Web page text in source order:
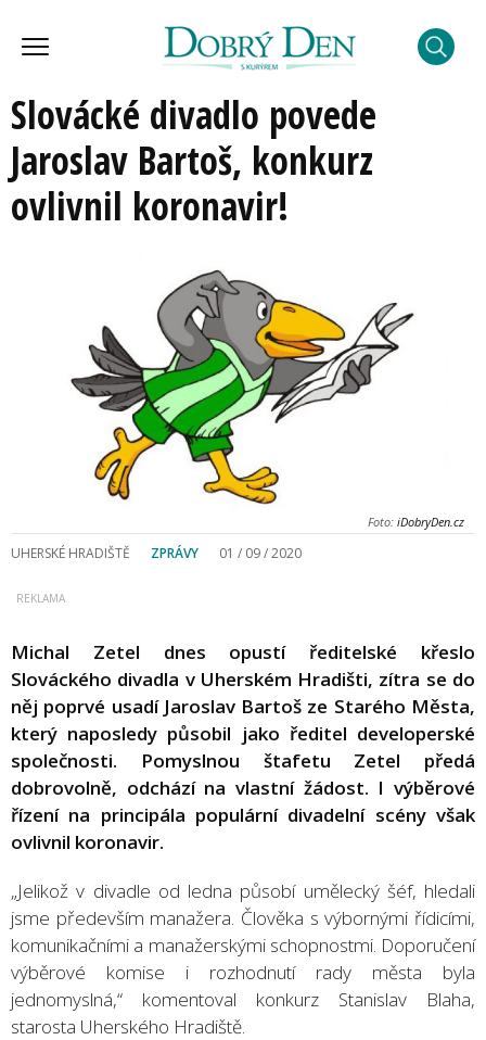
Slovácké divadlo povede
Jaroslav Bartoš, konkurz
ovlivnil koronavir!
Foto: iDobryDen.cz
UHERSKÉ HRADIŠTĚ ZPRÁVY 01 / 09 / 2020
Michal Zetel dnes opustí ředitelské křeslo
Slováckého divadla v Uherském Hradišti, zítra se do
něj poprvé usadí Jaroslav Bartoš ze Starého Města,
který naposledy působil jako ředitel developerské
společnosti. Pomyslnou štafetu Zetel předá
dobrovolně, odchází na vlastní žádost. I výběrové
řízení na principála populární divadelní scény však
ovlivnil koronavir.
„Jelikož v divadle od ledna působí umělecký šéf, hledali
jsme především manažera. Člověka s výbornými řídicími,
komunikačními a manažerskými schopnostmi. Doporučení
výběrové komise i rozhodnutí rady města byla
jednomyslná,“ komentoval konkurz Stanislav Blaha,
starosta Uherského Hradiště.